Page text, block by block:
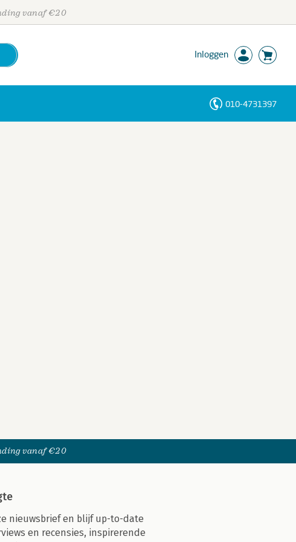
vanaf €20
Inloggen
010-4731397
vanaf €20
nieuwsbrief en blijf up-to-date
en recensies, inspirerende
Personen